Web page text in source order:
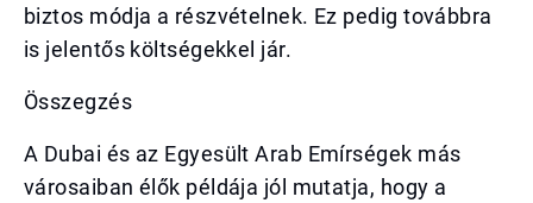
biztos módja a részvételnek. Ez pedig továbbra
is jelentős költségekkel jár.
Összegzés
A Dubai és az Egyesült Arab Emírségek más
városaiban élők példája jól mutatja, hogy a